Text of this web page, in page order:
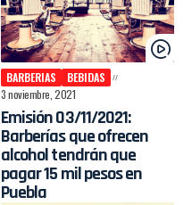
BARBERIAS
BEBIDAS
3 noviembre, 2021
Emisión 03/11/2021:
Barberías que ofrecen
alcohol tendrán que
pagar 15 mil pesos en
Puebla